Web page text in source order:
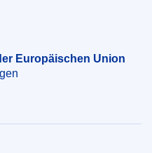
Europäischen Union